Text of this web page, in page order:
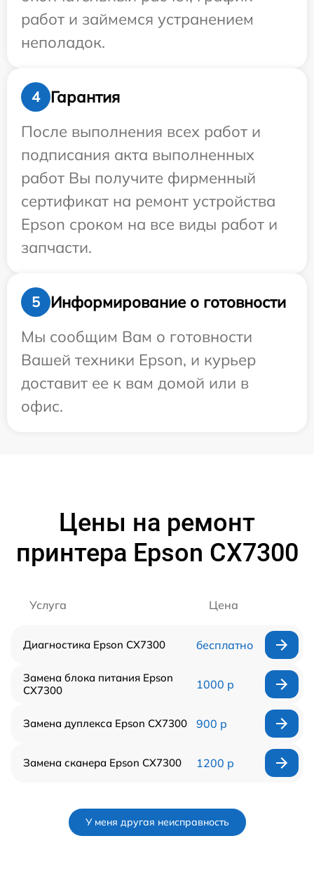
работ и займемся устранением
неполадок.
4
Гарантия
После выполнения всех работ и
подписания акта выполненных
работ Вы получите фирменный
сертификат на ремонт устройства
Epson сроком на все виды работ и
запчасти.
5
Информирование о готовности
Мы сообщим Вам о готовности
Вашей техники Epson, и курьер
доставит ее к вам домой или в
офис.
Цены на ремонт
принтера Epson CX7300
Услуга Цена
Диагностика Epson CX7300 бесплатно
Замена блока питания Epson
CX7300
1000 р
Замена дуплекса Epson CX7300 900 р
Замена сканера Epson CX7300 1200 р
У меня другая неисправность